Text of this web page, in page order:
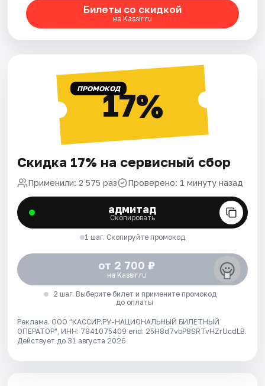
Билеты со скидкой
на Kassir.ru
ПРОМОКОД17%
Скидка 17% на сервисный сбор
Применили: 2 575 раз Проверено: 1 минуту назад
адмитад
Скопировать
1 шаг. Скопируйте промокод
от 2 700 ₽
на Kassir.ru
2 шаг. Выберите билет и примените промокод
до оплаты
Реклама. ООО "КАССИР.РУ-НАЦИОНАЛЬНЫЙ БИЛЕТНЫЙ
ОПЕРАТОР", ИНН: 7841075409 erid: 25H8d7vbP8SRTvHZrUcdLB.
Действует до 31 августа 2026